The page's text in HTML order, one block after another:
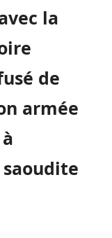
la
de
armée
saoudite